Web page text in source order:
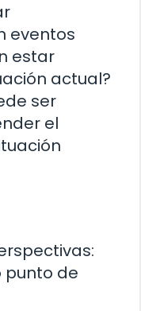
eventos
estar
actual?
ser
el
punto de